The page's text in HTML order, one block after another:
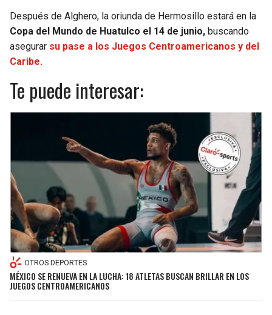
Después de Alghero, la oriunda de Hermosillo estará en la
Copa del Mundo de Huatulco el 14 de junio, buscando
asegurar su pase a los Juegos Centroamericanos y del
Caribe.
Te puede interesar:
OTROS DEPORTES
MÉXICO SE RENUEVA EN LA LUCHA: 18 ATLETAS BUSCAN BRILLAR EN LOS
JUEGOS CENTROAMERICANOS